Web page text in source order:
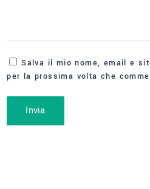
Salva il mio nome, email e
per la prossima volta che